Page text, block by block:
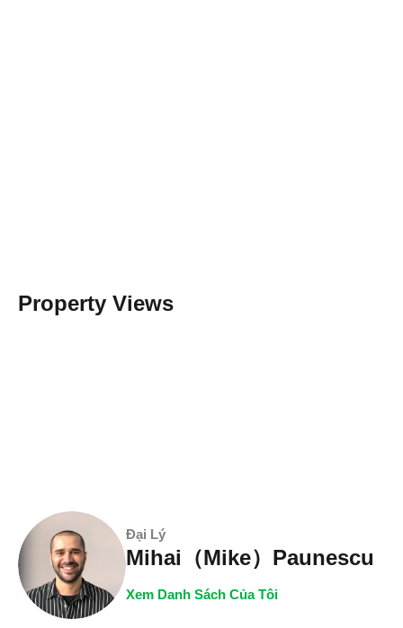
Property Views
Đại Lý
Mihai（Mike）Paunescu
Xem Danh Sách Của Tôi